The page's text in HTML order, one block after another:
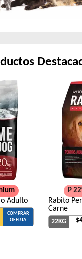
Adulto
COMPRAR
OFERTA
P
Rabito
Carne
22KG